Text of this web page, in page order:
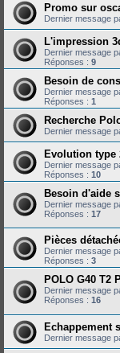
Promo sur
Dernier message
L'impression
Dernier message
Réponses : 9
Besoin de
Dernier message
Réponses : 1
Recherche
Dernier message
Evolution type
Dernier message
Réponses : 10
Besoin d'aide
Dernier message
Réponses : 17
Pièces
Dernier message
Réponses : 3
POLO G40 T2
Dernier message
Réponses : 16
Echappement
Dernier message